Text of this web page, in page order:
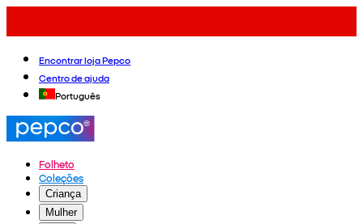
Encontrar loja Pepco
Centro de ajuda
Português
Folheto
Coleções
Criança
Mulher